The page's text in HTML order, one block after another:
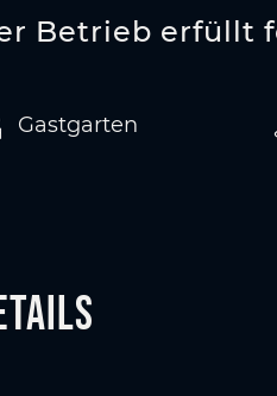
Betrieb erfüllt
Gastgarten